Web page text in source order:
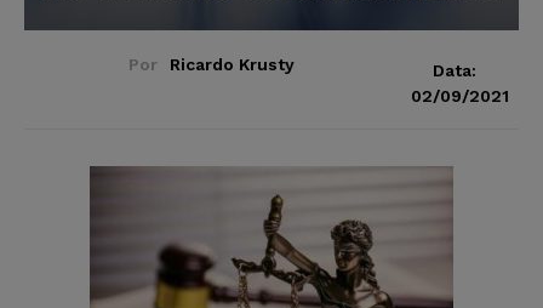
Por Ricardo Krusty
Data:
02/09/2021